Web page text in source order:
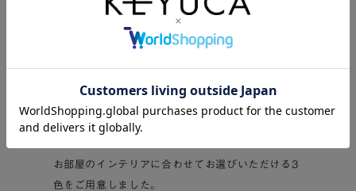
・リビングや子供部屋の間仕切りとして
お部屋のインテリアに合わせてお選びいただける3
色をご用意しました。